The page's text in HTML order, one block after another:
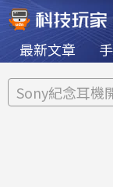
最新文章
Sony紀念耳機